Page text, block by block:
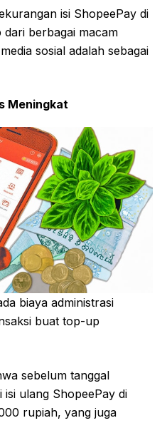
isi ShopeePay di
berbagai macam
sosial adalah sebagai
Meningkat
biaya administrasi
buat top-up
sebelum tanggal
ulang ShopeePay di
rupiah, yang juga